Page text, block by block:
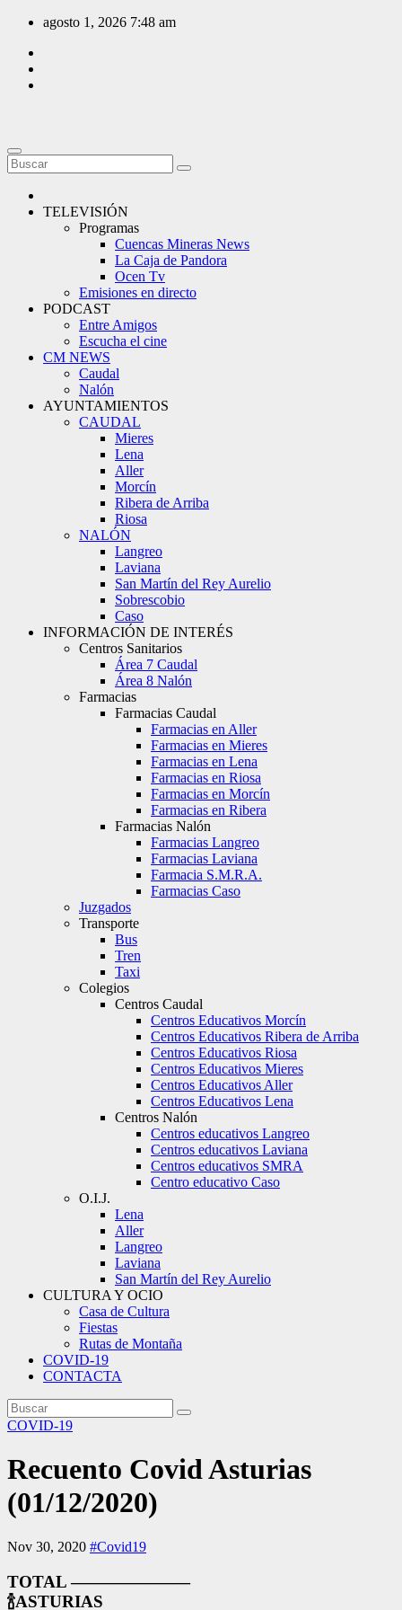
Saltar
contenido
agosto 1, 2026 7:48 am
TELEVISIÓN
Programas
Cuencas Mineras News
La Caja de Pandora
Ocen Tv
Emisiones en directo
PODCAST
Entre Amigos
Escucha el cine
CM NEWS
Caudal
Nalón
AYUNTAMIENTOS
CAUDAL
Mieres
Lena
Aller
Morcín
Ribera de Arriba
Riosa
NALÓN
Langreo
Laviana
San Martín del Rey Aurelio
Sobrescobio
Caso
INFORMACIÓN DE INTERÉS
Centros Sanitarios
Área 7 Caudal
Área 8 Nalón
Farmacias
Farmacias Caudal
Farmacias en Aller
Farmacias en Mieres
Farmacias en Lena
Farmacias en Riosa
Farmacias en Morcín
Farmacias en Ribera
Farmacias Nalón
Farmacias Langreo
Farmacias Laviana
Farmacia S.M.R.A.
Farmacias Caso
Juzgados
Transporte
Bus
Tren
Taxi
Colegios
Centros Caudal
Centros Educativos Morcín
Centros Educativos Ribera de Arriba
Centros Educativos Riosa
Centros Educativos Mieres
Centros Educativos Aller
Centros Educativos Lena
Centros Nalón
Centros educativos Langreo
Centros educativos Laviana
Centros educativos SMRA
Centro educativo Caso
O.I.J.
Lena
Aller
Langreo
Laviana
San Martín del Rey Aurelio
CULTURA Y OCIO
Casa de Cultura
Fiestas
Rutas de Montaña
COVID-19
CONTACTA
COVID-19
Recuento Covid Asturias
(01/12/2020)
Nov 30, 2020 #Covid19
TOTAL ———————
🍾ASTURIAS